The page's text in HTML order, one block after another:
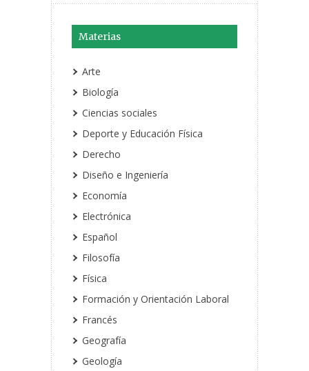
Materias
Arte
Biología
Ciencias sociales
Deporte y Educación Física
Derecho
Diseño e Ingeniería
Economía
Electrónica
Español
Filosofía
Física
Formación y Orientación Laboral
Francés
Geografía
Geología